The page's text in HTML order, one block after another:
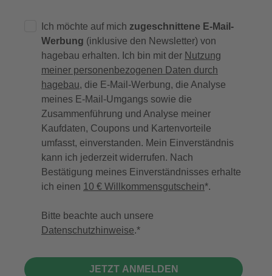
Ich möchte auf mich zugeschnittene E-Mail-
Werbung (inklusive den Newsletter) von
hagebau erhalten. Ich bin mit der Nutzung
meiner personenbezogenen Daten durch
hagebau, die E-Mail-Werbung, die Analyse
meines E-Mail-Umgangs sowie die
Zusammenführung und Analyse meiner
Kaufdaten, Coupons und Kartenvorteile
umfasst, einverstanden. Mein Einverständnis
kann ich jederzeit widerrufen. Nach
Bestätigung meines Einverständnisses erhalte
ich einen 10 € Willkommensgutschein*.
Bitte beachte auch unsere
Datenschutzhinweise.
JETZT ANMELDEN